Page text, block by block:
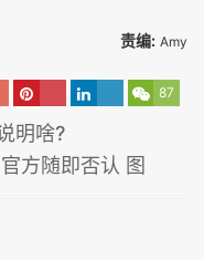
责编: Amy
87
明啥?
方随即否认 图